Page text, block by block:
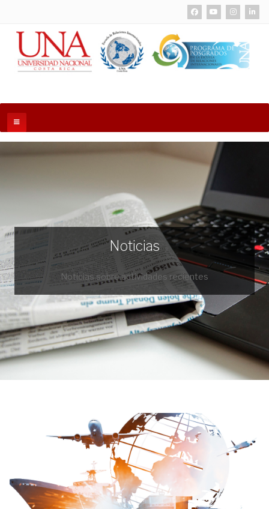
Noticias
Noticias sobre actividades recientes